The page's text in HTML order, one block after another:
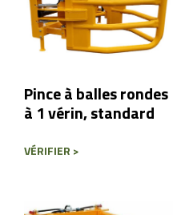
Pince à balles rondes
à 1 vérin, standard
VÉRIFIER >